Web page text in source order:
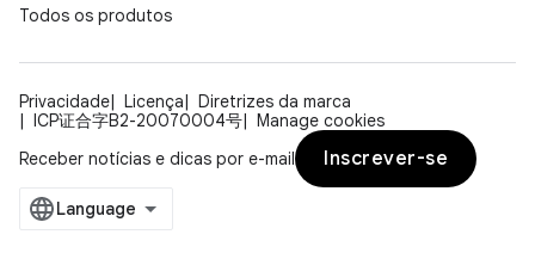
Todos os produtos
Privacidade Licença
Diretrizes da marca
ICP证合字B2-20070004号
Manage cookies
Receber notícias e dicas por e-mail
Inscrever-se